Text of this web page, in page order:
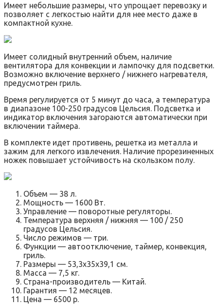
Имеет небольшие размеры, что упрощает перевозку и
позволяет с легкостью найти для нее место даже в
компактной кухне.
Имеет солидный внутренний объем, наличие
вентилятора для конвекции и лампочку для подсветки.
Возможно включение верхнего / нижнего нагревателя,
предусмотрен гриль.
Время регулируется от 5 минут до часа, а температура
в диапазоне 100-250 градусов Цельсия. Подсветка и
индикатор включения загораются автоматически при
включении таймера.
В комплекте идет противень, решетка из металла и
зажим для легкого извлечения. Наличие прорезиненных
ножек повышает устойчивость на скользком полу.
Объем — 38 л.
Мощность — 1600 Вт.
Управление — поворотные регуляторы.
Температура верхняя / нижняя — 100 / 250
градусов Цельсия.
Число режимов — три.
Функции — автоотключение, таймер, конвекция,
гриль.
Размеры — 53,3х35х39,1 см.
Масса — 7,5 кг.
Страна-производитель — Китай.
Гарантия — 12 месяцев.
Цена — 6500 р.